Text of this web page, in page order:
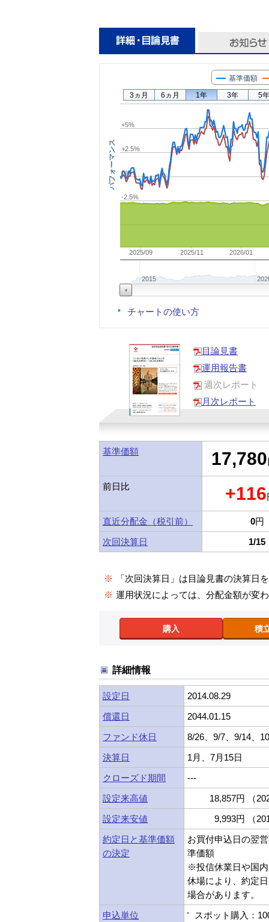
パフォーマンス
基準価額
2025/09 2025/11 2026/01
2015
-2.5%
0%
+2.5%
+5%
3ヵ月 6ヵ月 1年 3年 5年
チャートの使い方
目論見書
運用報告書
週次レポート
月次レポート
基準価額 17,780
前日比 +116
直近分配金（税引前） 0円
次回決算日
1/15
※
「次回決算日」は目論見書の決算日
※ 運用状況によっては、分配金額が変
購入 積
詳細情報
設定日
2014.08.29
償還日
2044.01.15
ファンド休日
8/26、9/7、9/14、
決算日
1月、7月15日
クローズド期間
---
設定来高値
18,857円 （
設定来安値
9,993円 （
約定日と基準価額
の決定
お買付申込日の翌
準価額
※投信休業日や国
休場により、約定
場合があります。
申込単位
スポット購入：